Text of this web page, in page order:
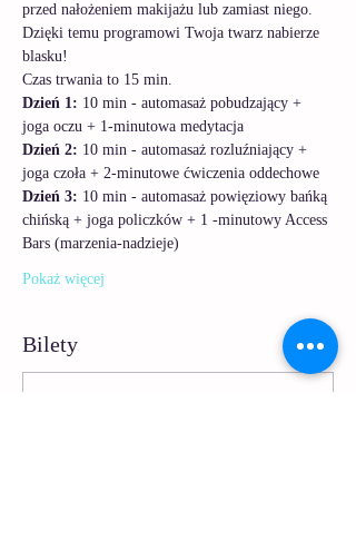
przed nałożeniem makijażu lub zamiast niego.
Dzięki temu programowi Twoja twarz nabierze
blasku!
Czas trwania to 15 min.
Dzień 1: 10 min - automasaż pobudzający +
joga oczu + 1-minutowa medytacja
Dzień 2: 10 min - automasaż rozluźniający +
joga czoła + 2-minutowe ćwiczenia oddechowe
Dzień 3: 10 min - automasaż powięziowy bańką
chińską + joga policzków + 1 -minutowy Access
Bars (marzenia-nadzieje)
Pokaż więcej
Bilety